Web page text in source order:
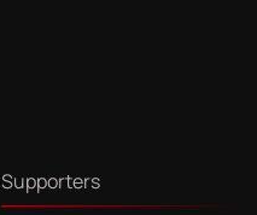
Supporters